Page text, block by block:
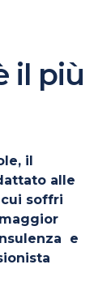
il più
il
alle
soffri
e